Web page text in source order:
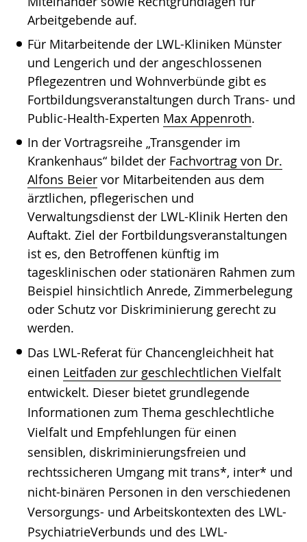
Arbeitgebende auf.
Für Mitarbeitende der LWL-Kliniken Münster
und Lengerich und der angeschlossenen
Pflegezentren und Wohnverbünde gibt es
Fortbildungsveranstaltungen durch Trans- und
Public-Health-Experten Max Appenroth.
In der Vortragsreihe „Transgender im
Krankenhaus“ bildet der Fachvortrag von Dr.
Alfons Beier vor Mitarbeitenden aus dem
ärztlichen, pflegerischen und
Verwaltungsdienst der LWL-Klinik Herten den
Auftakt. Ziel der Fortbildungsveranstaltungen
ist es, den Betroffenen künftig im
tagesklinischen oder stationären Rahmen zum
Beispiel hinsichtlich Anrede, Zimmerbelegung
oder Schutz vor Diskriminierung gerecht zu
werden.
Das LWL-Referat für Chancengleichheit hat
einen Leitfaden zur geschlechtlichen Vielfalt
entwickelt. Dieser bietet grundlegende
Informationen zum Thema geschlechtliche
Vielfalt und Empfehlungen für einen
sensiblen, diskriminierungsfreien und
rechtssicheren Umgang mit trans*, inter* und
nicht-binären Personen in den verschiedenen
Versorgungs- und Arbeitskontexten des LWL-
PsychiatrieVerbunds und des LWL-